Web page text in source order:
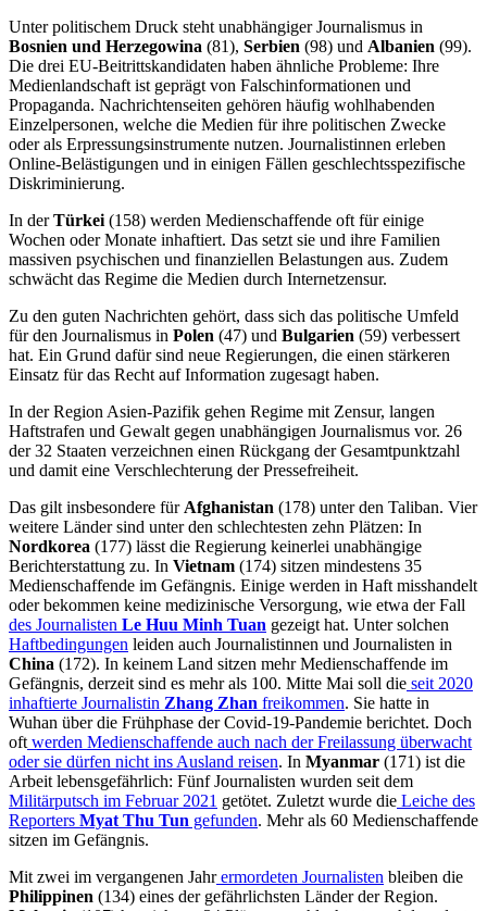
Unter politischem Druck steht unabhängiger Journalismus in
Bosnien und Herzegowina (81), Serbien (98) und Albanien (99).
Die drei EU-Beitrittskandidaten haben ähnliche Probleme: Ihre
Medienlandschaft ist geprägt von Falschinformationen und
Propaganda. Nachrichtenseiten gehören häufig wohlhabenden
Einzelpersonen, welche die Medien für ihre politischen Zwecke
oder als Erpressungsinstrumente nutzen. Journalistinnen erleben
Online-Belästigungen und in einigen Fällen geschlechtsspezifische
Diskriminierung.
In derTürkei (158) werden Medienschaffende oft für einige
Wochen oder Monate inhaftiert. Das setzt sie und ihre Familien
massiven psychischen und finanziellen Belastungen aus. Zudem
schwächt das Regime die Medien durch Internetzensur.
Zu den guten Nachrichten gehört, dass sich das politische Umfeld
für den Journalismus in Polen (47) und Bulgarien (59) verbessert
hat. Ein Grund dafür sind neue Regierungen, die einen stärkeren
Einsatz für das Recht auf Information zugesagt haben.
In der Region Asien-Pazifik gehen Regime mit Zensur, langen
Haftstrafen und Gewalt gegen unabhängigen Journalismus vor. 26
der 32 Staaten verzeichnen einen Rückgang der Gesamtpunktzahl
und damit eine Verschlechterung der Pressefreiheit.
Das gilt insbesondere für Afghanistan (178) unter den Taliban. Vier
weitere Länder sind unter den schlechtesten zehn Plätzen: In
Nordkorea (177) lässt die Regierung keinerlei unabhängige
Berichterstattung zu. In Vietnam (174) sitzen mindestens 35
Medienschaffende im Gefängnis. Einige werden in Haft misshandelt
oder bekommen keine medizinische Versorgung, wie etwa der Fall
des Journalisten Le Huu Minh Tuan gezeigt hat. Unter solchen
Haftbedingungen leiden auch Journalistinnen und Journalisten in
China (172). In keinem Land sitzen mehr Medienschaffende im
Gefängnis, derzeit sind es mehr als 100. Mitte Mai soll die seit 2020
inhaftierte Journalistin Zhang Zhan freikommen. Sie hatte in
Wuhan über die Frühphase der Covid-19-Pandemie berichtet. Doch
oft werden Medienschaffende auch nach der Freilassung überwacht
oder sie dürfen nicht ins Ausland reisen. In Myanmar (171) ist die
Arbeit lebensgefährlich: Fünf Journalisten wurden seit dem
Militärputsch im Februar 2021 getötet. Zuletzt wurde die Leiche des
Reporters Myat Thu Tun gefunden. Mehr als 60 Medienschaffende
sitzen im Gefängnis.
Mit zwei im vergangenen Jahrermordeten Journalisten bleiben die
Philippinen (134) eines der gefährlichsten Länder der Region.